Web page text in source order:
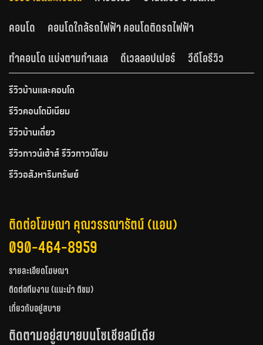
คอนโด
คอนโดใกล้รถไฟฟ้า คอนโดติดรถไฟฟ้า
ทำคอนโด แบ่งตามทำเลเล
ดีเวลลอปเปอร์ วีดีโอรีวิว
รีวิวบ้านและคอนโด
รีวิวคอนโดมิเนียม
รีวิวบ้านเดี่ยว
รีวิวทาวน์เฮ้าส์ รีวิวทาวน์โฮม
รีวิวอสังหาริมทรัพย์
ติดต่อโฆษณา คุณวรรณารัตน์ (แอน)
090-464-8959
รายละเอียดโฆษณา
ติดต่อทีมงาน (แนะนำ ติชม)
เกี่ยวกับอยู่สบาย
ติดตามอยู่สบายบนโซเชียลมีเดีย